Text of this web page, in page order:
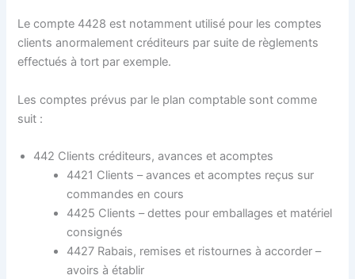
Le compte 4428 est notamment utilisé pour les comptes
clients anormalement créditeurs par suite de règlements
effectués à tort par exemple.
Les comptes prévus par le plan comptable sont comme
suit :
442 Clients créditeurs, avances et acomptes
4421 Clients – avances et acomptes reçus sur
commandes en cours
4425 Clients – dettes pour emballages et matériel
consignés
4427 Rabais, remises et ristournes à accorder –
avoirs à établir